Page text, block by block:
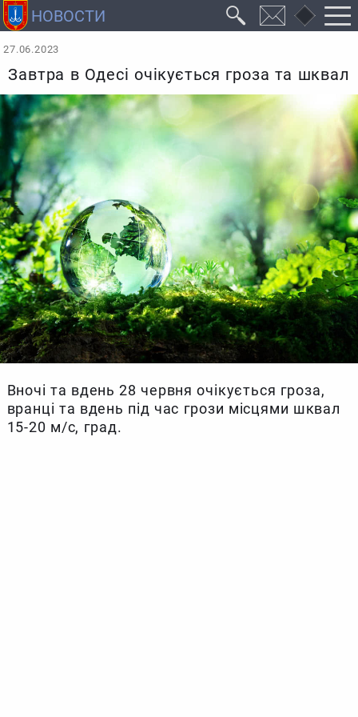
27.06.2023
Завтра в Одесі очікується гроза та шквал
Вночі та вдень 28 червня очікується гроза,
вранці та вдень під час грози місцями шквал
15-20 м/с, град.